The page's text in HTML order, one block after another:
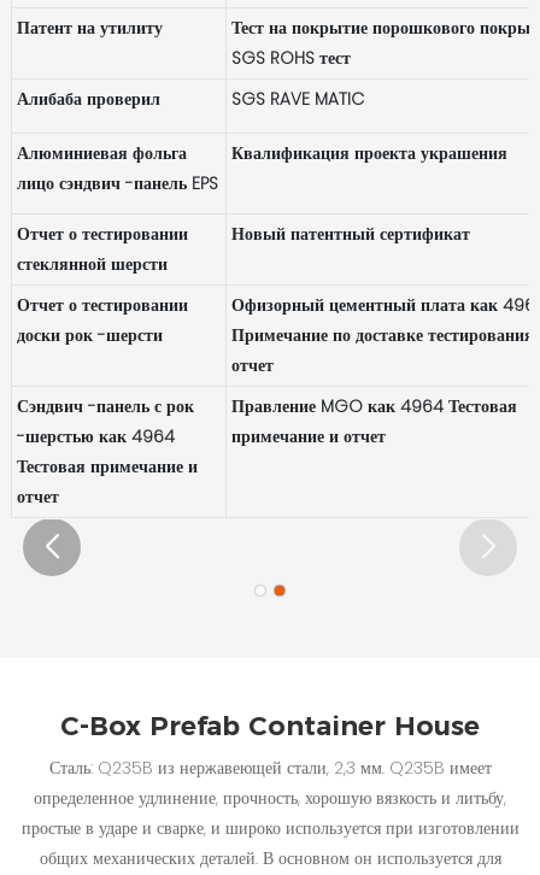
Патент на утилиту
Тест на покрытие порошкового
SGS ROHS тест
Алибаба проверил
SGS RAVE MATIC
Алюминиевая фольга
лицо сэндвич -панель EPS
Квалификация проекта украшения
Отчет о тестировании
стеклянной шерсти
Новый патентный сертификат
Отчет о тестировании
доски рок -шерсти
Офизорный цементный плата как
Примечание по доставке тестирования
отчет
Сэндвич -панель с рок
-шерстью как 4964
Тестовая примечание и
отчет
Правление MGO как 4964 Тестовая
примечание и отчет
C-Box Prefab Container House
Сталь: Q235B из нержавеющей стали, 2,3 мм. Q235B имеет
определенное удлинение, прочность, хорошую вязкость и литьбу,
простые в ударе и сварке, и широко используется при изготовлении
общих механических деталей. В основном он используется для